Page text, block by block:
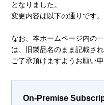
となりました。
変更内容は以下の通りです。
なお、本ホームページ内の
は、旧製品名のまま記載さ
ご了承頂けますようお願い申
On-Premise